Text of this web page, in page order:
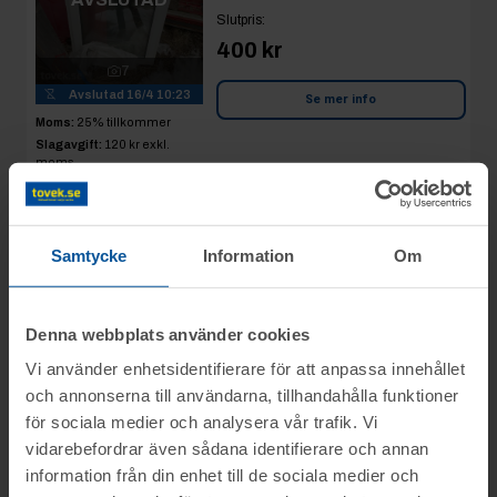
Samtycke Information Om
Denna webbplats använder cookies
Vi använder enhetsidentifierare för att anpassa innehållet
och annonserna till användarna, tillhandahålla funktioner
för sociala medier och analysera vår trafik. Vi
vidarebefordrar även sådana identifierare och annan
information från din enhet till de sociala medier och
7
Avslutad 16/4 10:23
Moms: 25% tillkommer
Slagavgift: 120 kr exkl.
moms
Slutpris:
400 kr
Se mer info
2026-04-16
6
Avslutad16/4 10:24
Moms:25% tillkommer
Slagavgift:
250 kr
exkl.
Rop 25:Fönster
Drutex
Alnö
Slutpris:
500 kr